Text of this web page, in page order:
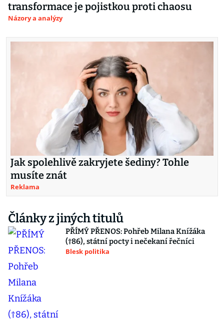
transformace je pojistkou proti chaosu
Názory a analýzy
Jak spolehlivě zakryjete šediny? Tohle
musíte znát
Reklama
Články z jiných titulů
PŘÍMÝ PŘENOS: Pohřeb Milana Knížáka
(†86), státní pocty i nečekaní řečníci
Blesk politika